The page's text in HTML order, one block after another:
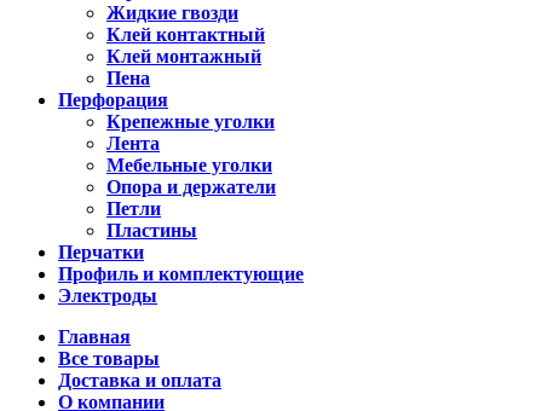
Жидкие гвозди
Клей контактный
Клей монтажный
Пена
Перфорация
Крепежные уголки
Лента
Мебельные уголки
Опора и держатели
Петли
Пластины
Перчатки
Профиль и комплектующие
Электроды
Главная
Все товары
Доставка и оплата
О компании